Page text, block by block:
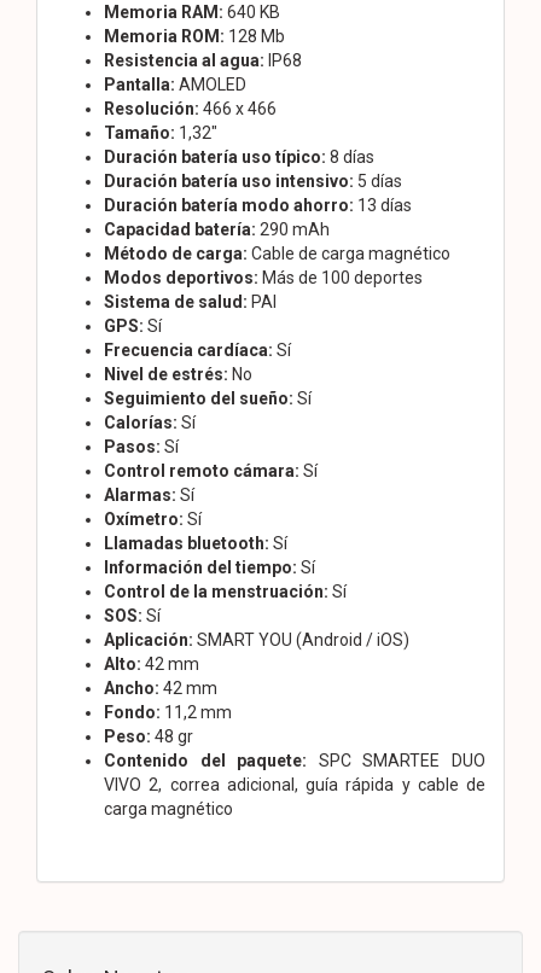
Memoria RAM: 640 KB
Memoria ROM: 128 Mb
Resistencia al agua: IP68
Pantalla: AMOLED
Resolución: 466 x 466
Tamaño: 1,32"
Duración batería uso típico: 8 días
Duración batería uso intensivo: 5 días
Duración batería modo ahorro: 13 días
Capacidad batería: 290 mAh
Método de carga: Cable de carga magnético
Modos deportivos: Más de 100 deportes
Sistema de salud: PAI
GPS: Sí
Frecuencia cardíaca: Sí
Nivel de estrés: No
Seguimiento del sueño: Sí
Calorías: Sí
Pasos: Sí
Control remoto cámara: Sí
Alarmas: Sí
Oxímetro: Sí
Llamadas bluetooth: Sí
Información del tiempo: Sí
Control de la menstruación: Sí
SOS: Sí
Aplicación: SMART YOU (Android / iOS)
Alto: 42 mm
Ancho: 42 mm
Fondo: 11,2 mm
Peso: 48 gr
Contenido del paquete: SPC SMARTEE DUO
VIVO 2, correa adicional, guía rápida y cable de
carga magnético